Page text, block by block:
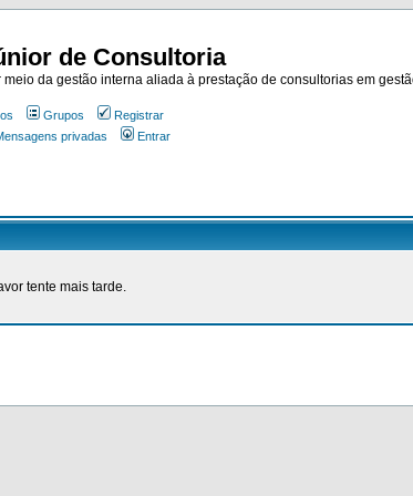
de Consultoria
da gestão interna aliada à prestação de consultorias em
Grupos
Registrar
privadas Entrar
tente mais tarde.